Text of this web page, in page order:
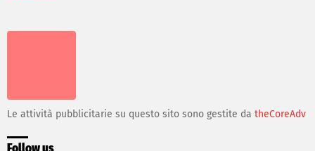
Le attività pubblicitarie su questo sito sono gestite da theCoreAdv